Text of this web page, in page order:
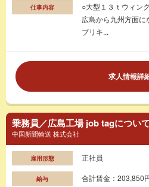
仕事内容
○大型１３ｔウィン
広島から九州方面に
ブリキ...
求人情報詳
乗務員／広島工場 job tagについて
中国新聞輸送 株式会社
雇用形態 正社員
給与
合計賃金：203,850